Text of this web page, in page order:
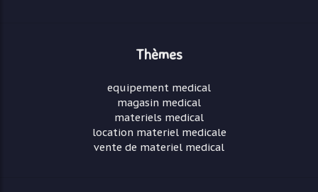
Thèmes
equipement medical
magasin medical
materiels medical
location materiel medicale
vente de materiel medical